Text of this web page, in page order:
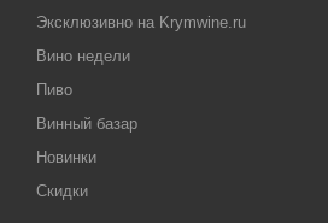
Эксклюзивно на Krymwine.ru
Вино недели
Пиво
Винный базар
Новинки
Скидки